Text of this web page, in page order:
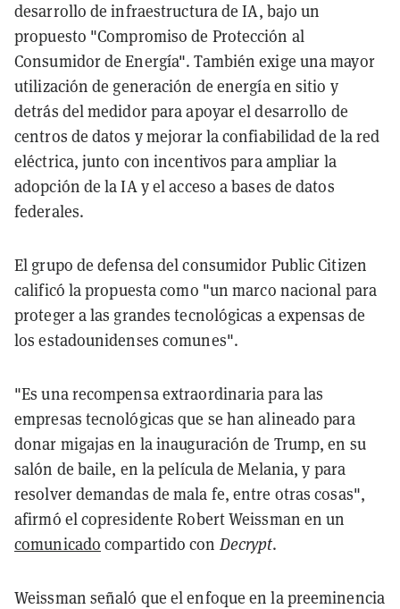
desarrollo de infraestructura de IA, bajo un
propuesto "Compromiso de Protección al
Consumidor de Energía". También exige una mayor
utilización de generación de energía en sitio y
detrás del medidor para apoyar el desarrollo de
centros de datos y mejorar la confiabilidad de la red
eléctrica, junto con incentivos para ampliar la
adopción de la IA y el acceso a bases de datos
federales.
El grupo de defensa del consumidor Public Citizen
calificó la propuesta como "un marco nacional para
proteger a las grandes tecnológicas a expensas de
los estadounidenses comunes".
"Es una recompensa extraordinaria para las
empresas tecnológicas que se han alineado para
donar migajas en la inauguración de Trump, en su
salón de baile, en la película de Melania, y para
resolver demandas de mala fe, entre otras cosas",
afirmó el copresidente Robert Weissman en un
comunicado compartido con Decrypt.
Weissman señaló que el enfoque en la preeminencia